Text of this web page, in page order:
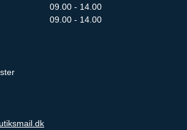
09.00 - 14.00
09.00 - 14.00